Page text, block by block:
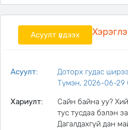
Асуулт үлдээх
Асуулт:
Доторх гудас
Түмэн, 2026-06-29
Хариулт:
Сайн байна уу?
тус тусдаа бэлэн
Дагалдахгүй дан